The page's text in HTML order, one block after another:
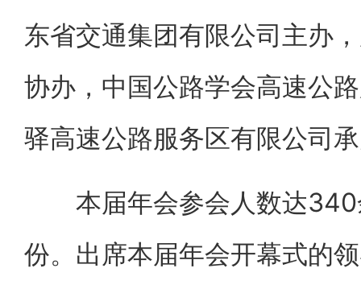
东省交通集团有限公司主办
协办，中国公路学会高速公
驿高速公路服务区有限公司
本届年会参会人数达340
份。出席本届年会开幕式的